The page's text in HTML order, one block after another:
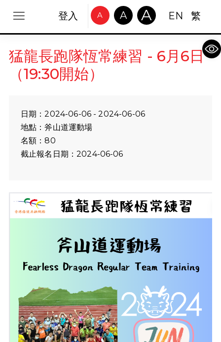
登入 A A A EN 繁
猛龍長跑隊恆常練習 - 6月6日
（19:30開始）
日期：2024-06-06 - 2024-06-06
地點：斧山道運動場
名額：80
截止報名日期：2024-06-06